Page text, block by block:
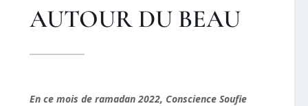
AUTOUR DU BEAU
En ce mois de ramadan 2022, Conscience Soufie